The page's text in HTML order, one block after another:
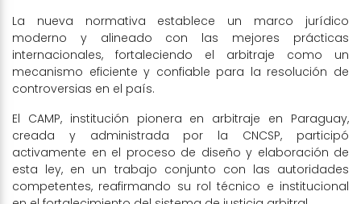
La nueva normativa establece un marco jurídico
moderno y alineado con las mejores prácticas
internacionales, fortaleciendo el arbitraje como un
mecanismo eficiente y confiable para la resolución de
controversias en el país.
El CAMP, institución pionera en arbitraje en Paraguay,
creada y administrada por la CNCSP, participó
activamente en el proceso de diseño y elaboración de
esta ley, en un trabajo conjunto con las autoridades
competentes, reafirmando su rol técnico e institucional